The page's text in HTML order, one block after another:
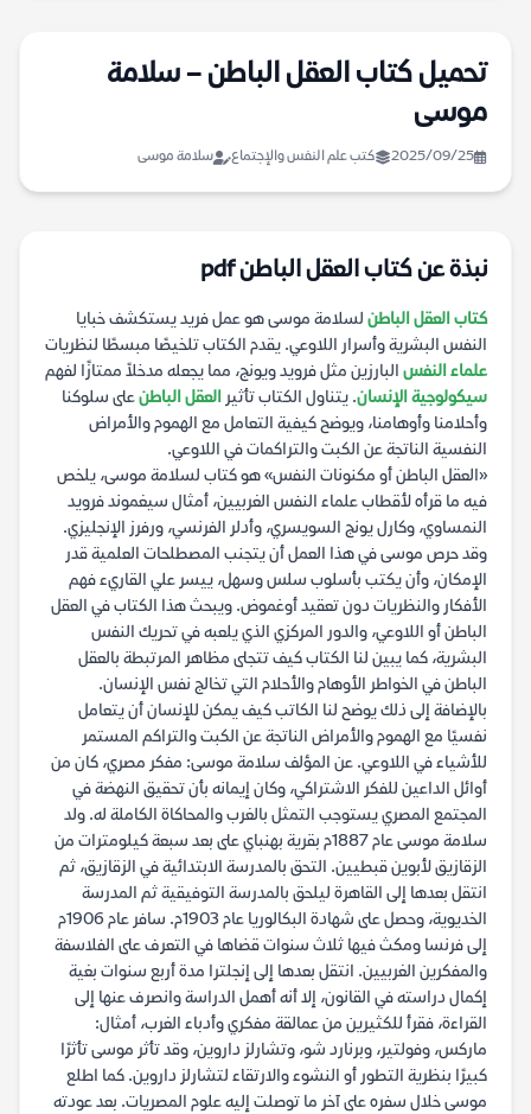
تحميل كتاب العقل الباطن – سلامة
موسى
2025/09/25 كتب علم النفس والإجتماع سلامة موسى
نبذة عن كتاب العقل الباطن pdf
كتاب العقل الباطن لسلامة موسى هو عمل فريد يستكشف خبايا
النفس البشرية وأسرار اللاوعي. يقدم الكتاب تلخيصًا مبسطًا لنظريات
علماء النفس البارزين مثل فرويد ويونج، مما يجعله مدخلاً ممتازًا لفهم
سيكولوجية الإنسان. يتناول الكتاب تأثير العقل الباطنعلى سلوكنا
وأحلامنا وأوهامنا، ويوضح كيفية التعامل مع الهموم والأمراض
النفسية الناتجة عن الكبت والتراكمات في اللاوعي.
«العقل الباطن أو مكنونات النفس» هو كتاب لسلامة موسى، يلخص
فيه ما قرأه لأقطاب علماء النفس الغربيين، أمثال سيغموند فرويد
النمساوي، وكارل يونج السويسري، وأدلر الفرنسي، ورفرز الإنجليزي.
وقد حرص موسى في هذا العمل أن يتجنب المصطلحات العلمية قدر
الإمكان، وأن يكتب بأسلوب سلس وسهل، ييسر علي القاريء فهم
الأفكار والنظريات دون تعقيد أوغموض. ويبحث هذا الكتاب في العقل
الباطن أو اللاوعي، والدور المركزي الذي يلعبه في تحريك النفس
البشرية، كما يبين لنا الكتاب كيف تتجلى مظاهر المرتبطة بالعقل
الباطن في الخواطر الأوهام والأحلام التي تخالج نفس الإنسان.
بالإضافة إلى ذلك يوضح لنا الكاتب كيف يمكن للإنسان أن يتعامل
نفسيًا مع الهموم والأمراض الناتجة عن الكبت والتراكم المستمر
للأشياء في اللاوعي. عن المؤلف سلامة موسى: مفكر مصري، كان من
أوائل الداعين للفكر الاشتراكي، وكان إيمانه بأن تحقيق النهضة في
المجتمع المصري يستوجب التمثل بالغرب والمحاكاة الكاملة له. ولد
سلامة موسى عام ١٨٨٧م بقرية بهنباي على بعد سبعة كيلومترات من
الزقازيق لأبوين قبطيين. التحق بالمدرسة الابتدائية في الزقازيق، ثم
انتقل بعدها إلى القاهرة ليلحق بالمدرسة التوفيقية ثم المدرسة
الخديوية، وحصل على شهادة البكالوريا عام ١٩٠٣م. سافر عام ١٩٠٦م
إلى فرنسا ومكث فيها ثلاث سنوات قضاها في التعرف على الفلاسفة
والمفكرين الغربيين. انتقل بعدها إلى إنجلترا مدة أربع سنوات بغية
إكمال دراسته في القانون، إلا أنه أهمل الدراسة وانصرف عنها إلى
القراءة، فقرأ للكثيرين من عمالقة مفكري وأدباء الغرب، أمثال:
ماركس، وفولتير، وبرنارد شو، وتشارلز داروين، وقد تأثر موسى تأثرًا
كبيرًا بنظرية التطور أو النشوء والارتقاء لتشارلز داروين. كما اطلع
موسى خلال سفره على آخر ما توصلت إليه علوم المصريات. بعد عودته